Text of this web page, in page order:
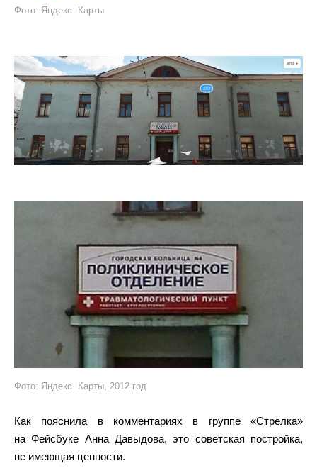
Фото: Яндекс. Карты
Фото: Яндекс. Карты, 2012 год
Как пояснила в комментариях в группе «Стрелка»
на Фейсбуке Анна Давыдова, это советская постройка,
не имеющая ценности.